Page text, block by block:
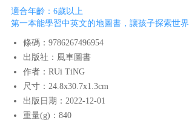
適合年齡：6歲以上
第一本能學習中英文的地圖書，讓孩子探索世界
條碼：9786267496954
出版社：風車圖書
作者：RUi TiNG
尺寸：24.8x30.7x1.3cm
出版日期：2022-12-01
重量(g)：840